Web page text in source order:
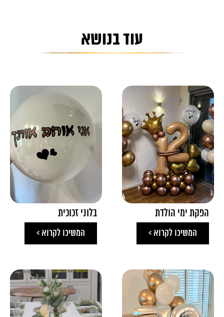
עוד בנושא
הפקת ימי הולדת
המשיכו לקרוא >
בלוני זכוכית
המשיכו לקרוא >